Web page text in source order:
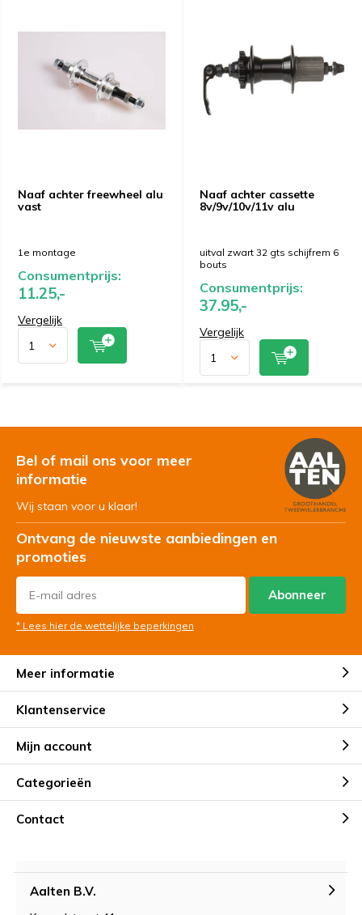
Naaf achter freewheel alu
vast
1e montage
Consumentprijs:
11.25,-
Vergelijk
Naaf achter cassette
8v/9v/10v/11v alu
uitval zwart 32 gts schijfrem 6
bouts
Consumentprijs:
37.95,-
Vergelijk
Bel of mail ons voor meer
informatie
Wij staan voor u klaar!
Ontvang de nieuwste aanbiedingen en
promoties
Abonneer
* Lees hier de wettelijke beperkingen
Meer informatie
Klantenservice
Mijn account
Categorieën
Contact
Aalten B.V.